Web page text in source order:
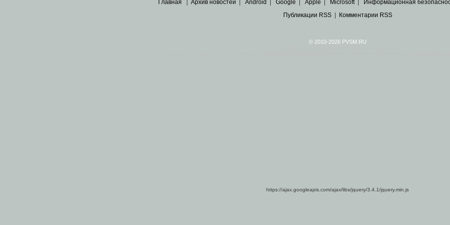
Главная Архив новостей Android Google Apple Microsoft| Информационная
Публикации RSS| Комментарии RSS
© 2010-2026 PVSM.RU
https://ajax.googleapis.com/ajax/libs/jquery/3.4.1/jquery.min.js